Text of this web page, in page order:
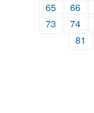
65
66
73
74
81